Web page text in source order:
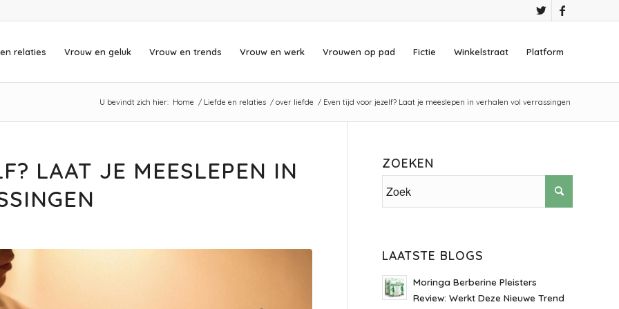
relaties Vrouw en geluk Vrouw en trends Vrouw en werk Vrouwen op pad Fictie Winkelstraat Platform
U bevindt zich hier: Home / Liefde en relaties / over liefde / Even tijd voor jezelf? Laat je meeslepen in verhalen vol verrassingen
LAAT JE MEESLEPEN IN
ZOEKEN
LAATSTE BLOGS
Moringa Berberine Pleisters
Review: Werkt Deze Nieuwe Trend